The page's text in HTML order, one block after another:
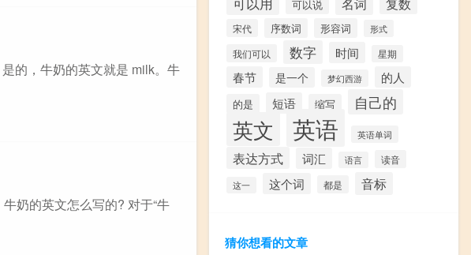
的，牛奶的英文就是 milk。牛
奶的英文怎么写的? 对于“牛
可以说 名词
宋代 序数词 形容词 形式
我们可以 数字 时间 星期
春节 是一个 梦幻西游 的人
的是 短语 缩写 自己的
英文 英语 英语单词
表达方式 词汇 语言 读音
这一 这个词 都是 音标
猜你想看的文章